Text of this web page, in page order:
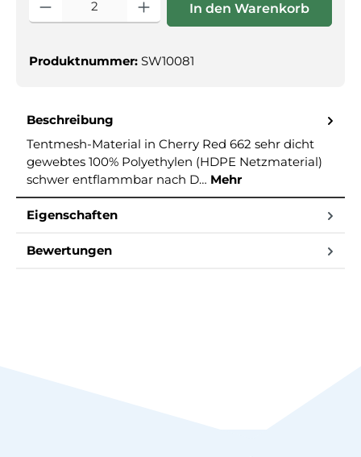
In den Warenkorb
Produktnummer: SW10081
Beschreibung
Tentmesh-Material in Cherry Red 662 sehr dicht
gewebtes 100% Polyethylen (HDPE Netzmaterial)
schwer entflammbar nach D… Mehr
Eigenschaften
Bewertungen